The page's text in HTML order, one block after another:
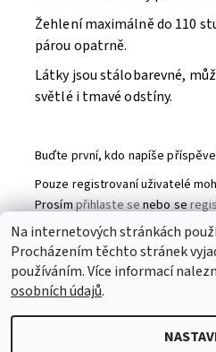
Žehlení maximálně do 110
párou opatrně.
Látky jsou stálobarevné,
světlé i tmavé odstíny.
Buďte první, kdo napíše
Pouze registrovaní uživatelé
Prosímpřihlaste senebo se
Partneři Toaletní papír
Swarovski šperky |
2026 © Patchworkmanie,
Na internetových stránkách
Procházením těchto stránek
používáním. Více informací
osobních údajů.